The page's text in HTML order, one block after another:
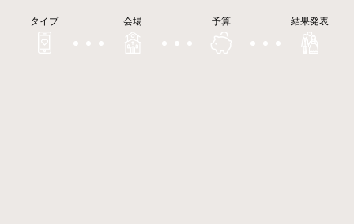
タイプ 会場 予算 結果発表